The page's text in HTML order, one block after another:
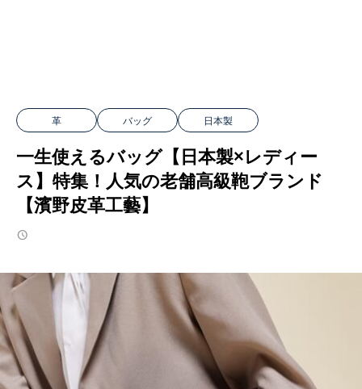
革 バッグ 日本製
一生使えるバッグ【日本製×レディー
ス】特集！人気の老舗高級鞄ブランド
【濱野皮革工藝】